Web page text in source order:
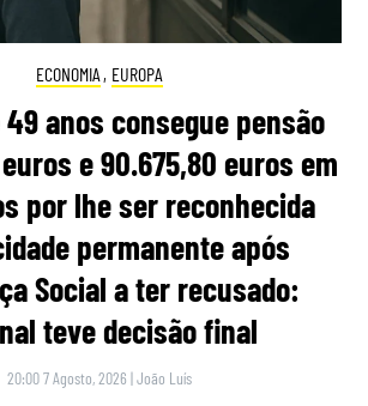
ECONOMIA , EUROPA
49 anos consegue pensão
e 90.675,80 euros em
por lhe ser reconhecida
permanente após
Social a ter recusado:
teve decisão final
20:00 7 Agosto, 2026 |João Luís